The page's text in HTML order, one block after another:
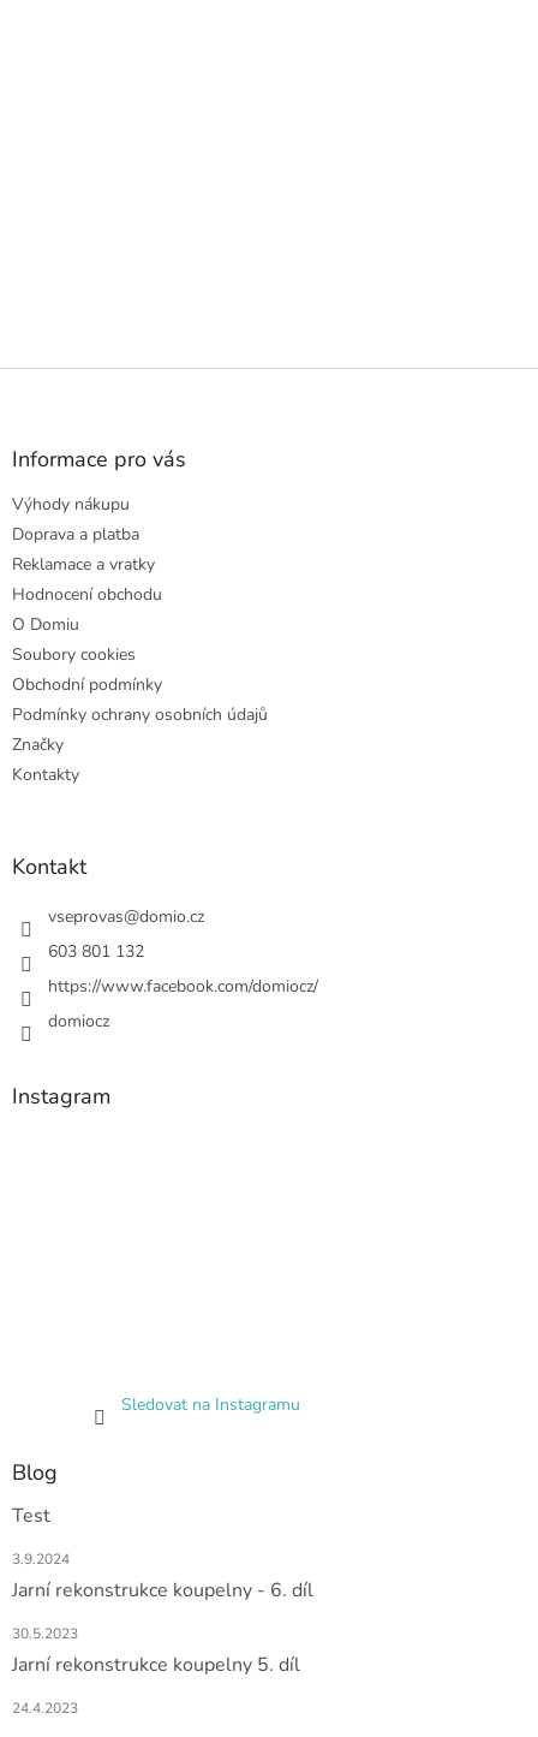
Z
Informace pro vás
Výhody nákupu
Doprava a platba
Reklamace a vratky
Hodnocení obchodu
O Domiu
Soubory cookies
Obchodní podmínky
Podmínky ochrany osobních údajů
Značky
Kontakty
Kontakt
vseprovas@domio.cz
603 801 132
https://www.facebook.com/domiocz/
domiocz
Instagram
Sledovat na Instagramu
Blog
Test
3.9.2024
Jarní rekonstrukce koupelny - 6. díl
30.5.2023
Jarní rekonstrukce koupelny 5. díl
24.4.2023